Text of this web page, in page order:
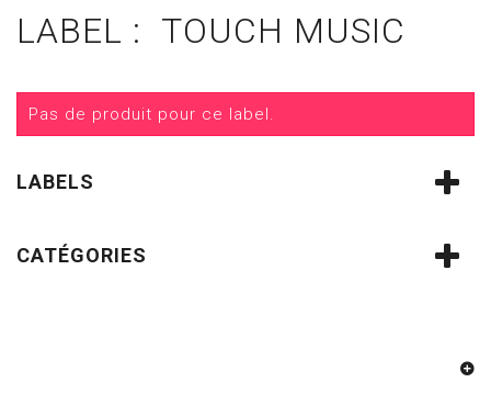
LABEL : TOUCH MUSIC
Pas de produit pour ce label.
LABELS
CATÉGORIES